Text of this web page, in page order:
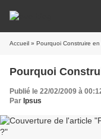
Accueil » Pourquoi Construire
Pourquoi
Publié le 22/02/2009 à
Par Ipsus